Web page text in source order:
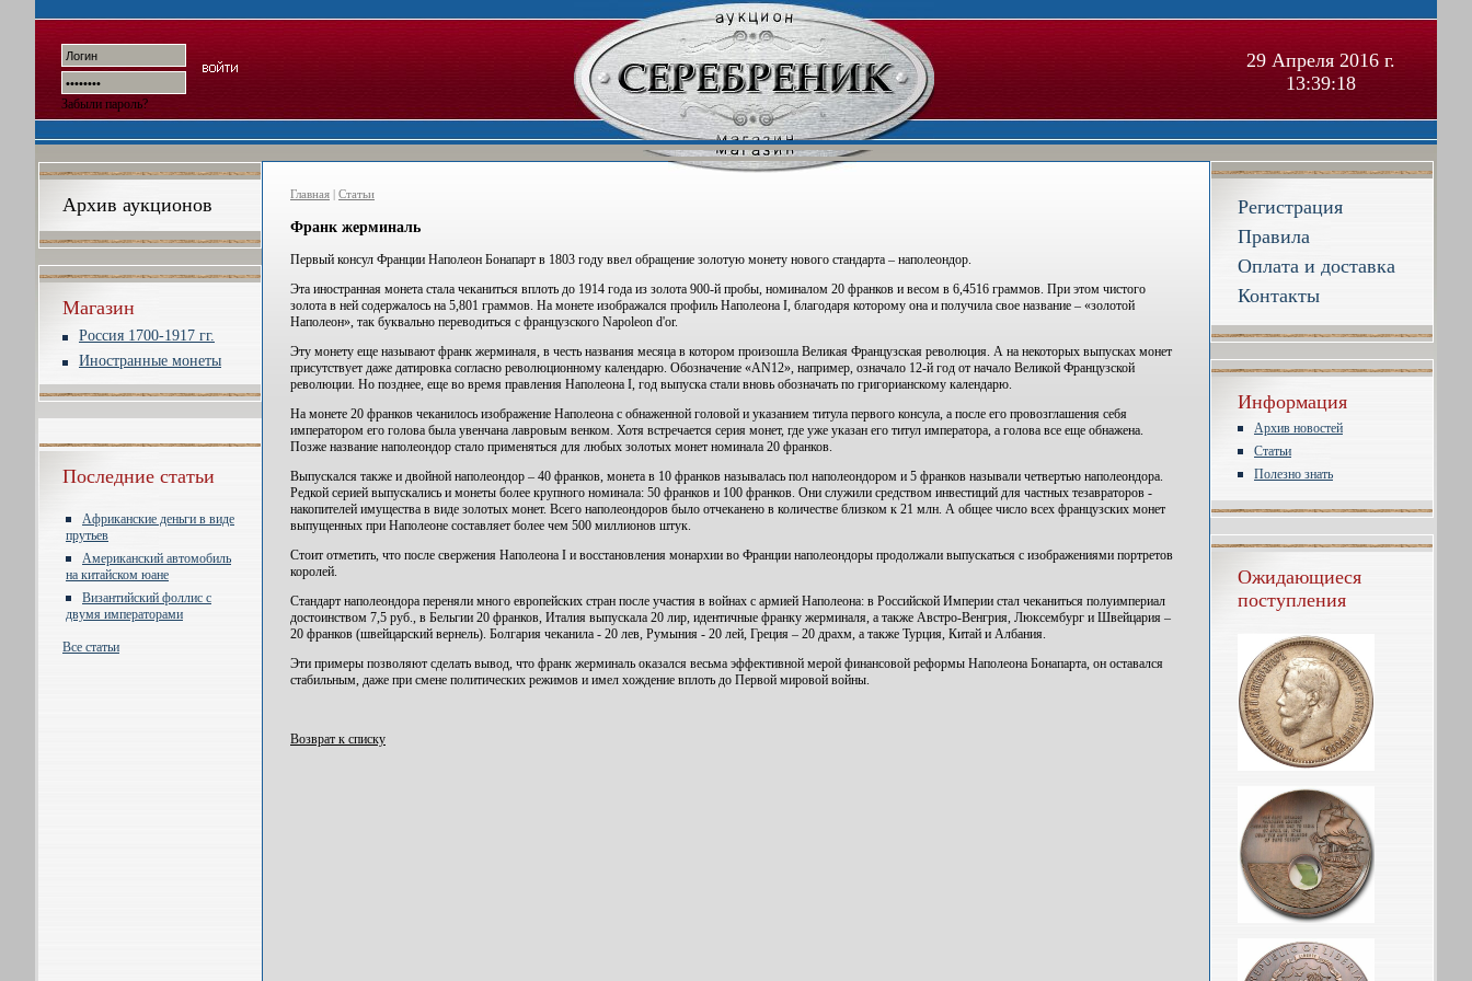
Забыли пароль?
29 Апреля 2016 г.
13:39:19
Архив аукционов
Магазин
Россия 1700-1917 гг.
Иностранные монеты
Последние статьи
Африканские деньги в виде
прутьев
Американский автомобиль
на китайском юане
Византийский фоллис с
двумя императорами
Все статьи
Главная | Статьи
Франк жерминаль
Первый консул Франции Наполеон Бонапарт в 1803 году ввел обращение золотую монету нового стандарта – наполеондор.
Эта иностранная монета стала чеканиться вплоть до 1914 года из золота 900-й пробы, номиналом 20 франков и весом в 6,4516 граммов. При этом чистого
золота в ней содержалось на 5,801 граммов. На монете изображался профиль Наполеона I, благодаря которому она и получила свое название – «золотой
Наполеон», так буквально переводиться с французского Napoleon d'or.
Эту монету еще называют франк жерминаля, в честь названия месяца в котором произошла Великая Французская революция. А на некоторых выпусках монет
присутствует даже датировка согласно революционному календарю. Обозначение «AN12», например, означало 12-й год от начало Великой Французской
революции. Но позднее, еще во время правления Наполеона I, год выпуска стали вновь обозначать по григорианскому календарю.
На монете 20 франков чеканилось изображение Наполеона с обнаженной головой и указанием титула первого консула, а после его провозглашения себя
императором его голова была увенчана лавровым венком. Хотя встречается серия монет, где уже указан его титул императора, а голова все еще обнажена.
Позже название наполеондор стало применяться для любых золотых монет номинала 20 франков.
Выпускался также и двойной наполеондор – 40 франков, монета в 10 франков называлась пол наполеондором и 5 франков называли четвертью наполеондора.
Редкой серией выпускались и монеты более крупного номинала: 50 франков и 100 франков. Они служили средством инвестиций для частных тезавраторов -
накопителей имущества в виде золотых монет. Всего наполеондоров было отчеканено в количестве близком к 21 млн. А общее число всех французских монет
выпущенных при Наполеоне составляет более чем 500 миллионов штук.
Стоит отметить, что после свержения Наполеона I и восстановления монархии во Франции наполеондоры продолжали выпускаться с изображениями портретов
королей.
Стандарт наполеондора переняли много европейских стран после участия в войнах с армией Наполеона: в Российской Империи стал чеканиться полуимпериал
достоинством 7,5 руб., в Бельгии 20 франков, Италия выпускала 20 лир, идентичные франку жерминаля, а также Австро-Венгрия, Люксембург и Швейцария –
20 франков (швейцарский вернель). Болгария чеканила - 20 лев, Румыния - 20 лей, Греция – 20 драхм, а также Турция, Китай и Албания.
Эти примеры позволяют сделать вывод, что франк жерминаль оказался весьма эффективной мерой финансовой реформы Наполеона Бонапарта, он оставался
стабильным, даже при смене политических режимов и имел хождение вплоть до Первой мировой войны.
Возврат к списку
Регистрация
Правила
Оплата и доставка
Контакты
Информация
Архив новостей
Статьи
Полезно знать
Ожидающиеся
поступления